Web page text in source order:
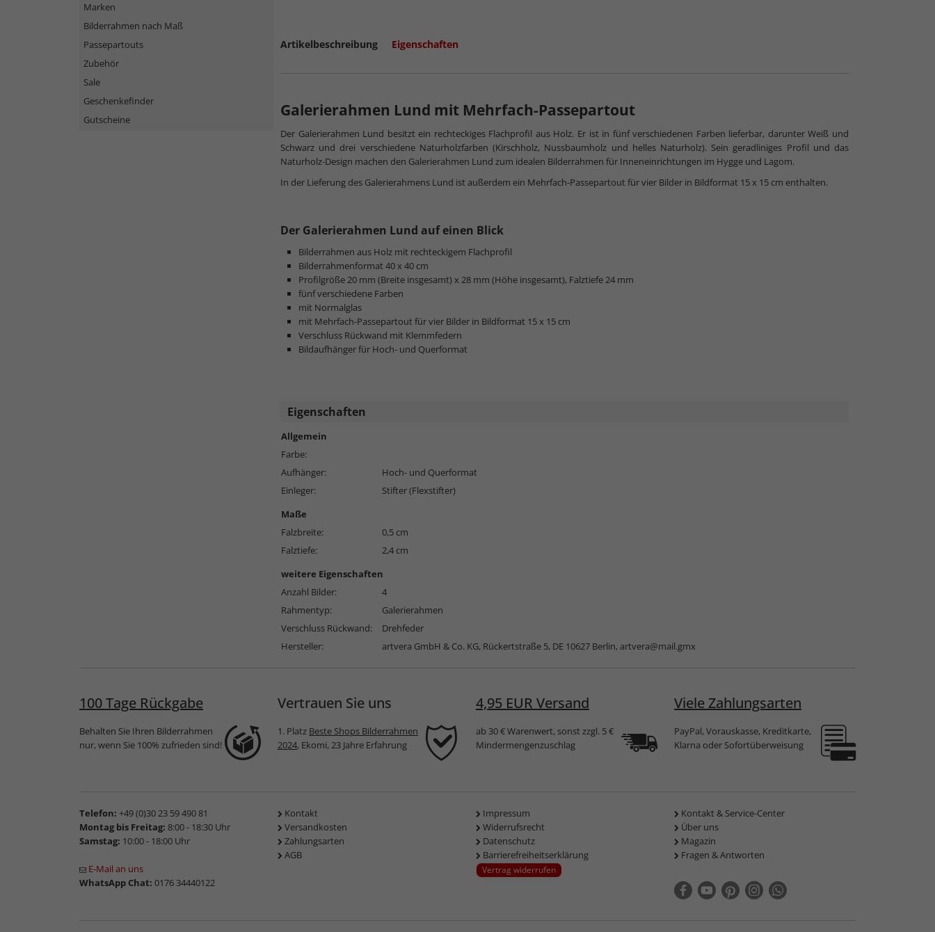
Artikelbeschreibung Eigenschaften
Galerierahmen Lund mit Mehrfach-Passepartout
Der Galerierahmen Lund besitzt ein rechteckiges Flachprofil aus Holz. Er ist in fünf verschiedenen Farben lieferbar, darunter Weiß und
Schwarz und drei verschiedene Naturholzfarben (Kirschholz, Nussbaumholz und helles Naturholz). Sein geradliniges Profil und das
Naturholz-Design machen den Galerierahmen Lund zum idealen Bilderrahmen für Inneneinrichtungen im Hygge und Lagom.
In der Lieferung des Galerierahmens Lund ist außerdem ein Mehrfach-Passepartout für vier Bilder in Bildformat 15 x 15 cm enthalten.
Der Galerierahmen Lund auf einen Blick
Bilderrahmen aus Holz mit rechteckigem Flachprofil
Bilderrahmenformat 40 x 40 cm
Profilgröße 20 mm (Breite insgesamt) x 28 mm (Höhe insgesamt), Falztiefe 24 mm
fünf verschiedene Farben
mit Normalglas
mit Mehrfach-Passepartout für vier Bilder in Bildformat 15 x 15 cm
Verschluss Rückwand mit Klemmfedern
Bildaufhänger für Hoch- und Querformat
Eigenschaften
Allgemein
Farbe:
Aufhänger:
Hoch- und Querformat
Einleger:
Stifter (Flexstifter)
Maße
Falzbreite:
0,5 cm
Falztiefe:
2,4 cm
weitere Eigenschaften
Anzahl Bilder:
4
Rahmentyp:
Galerierahmen
Verschluss Rückwand:
Drehfeder
Hersteller:
artvera GmbH & Co. KG, Rückertstraße 5, DE 10627 Berlin,artvera@mail.gmx
Marken
Bilderrahmen nach Maß
Passepartouts
Zubehör
Sale
Geschenkefinder
Gutscheine
100 Tage Rückgabe
Behalten Sie Ihren Bilderrahmen
nur, wenn Sie 100% zufrieden sind!
Vertrauen Sie uns
1. Platz Beste Shops Bilderrahmen
2024, Ekomi, 23 Jahre Erfahrung
4,95 EUR Versand
ab 30 € Warenwert, sonst zzgl. 5 €
Mindermengenzuschlag
Viele Zahlungsarten
PayPal, Vorauskasse, Kreditkarte,
Klarna oder Sofortüberweisung
Telefon: +49 (0)30 23 59 490 81
Montag bis Freitag: 8:00 - 18:30 Uhr
Samstag: 10:00 - 18:00 Uhr
E-Mail an uns
WhatsApp Chat: 0176 34440122
Kontakt
Versandkosten
Zahlungsarten
AGB
Impressum
Widerrufsrecht
Datenschutz
Barrierefreiheitserklärung
Vertrag widerrufen
Kontakt & Service-Center
Über uns
Magazin
Fragen & Antworten